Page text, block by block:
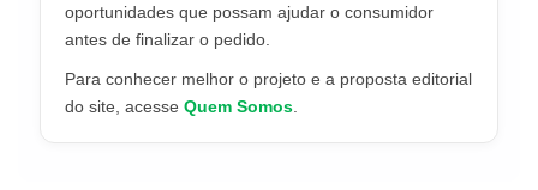
oportunidades que possam ajudar o consumidor
antes de finalizar o pedido.
Para conhecer melhor o projeto e a proposta editorial
do site, acesse Quem Somos